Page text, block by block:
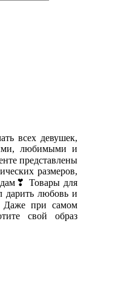
всех девушек,
любимыми и
представлены
размеров,
Товары для
любовь и
Даже при самом
свой образ